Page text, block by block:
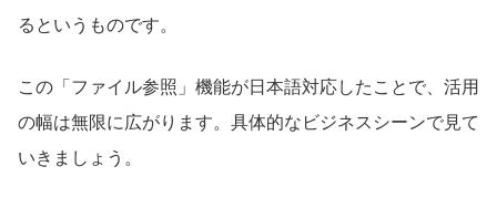
るというものです。
この「ファイル参照」機能が日本語対応したことで、活用
の幅は無限に広がります。具体的なビジネスシーンで見て
いきましょう。